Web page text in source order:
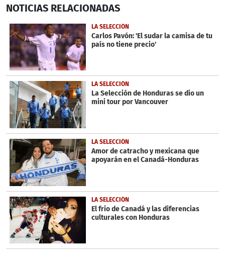
seconds
15
seconds
NOTICIAS RELACIONADAS
LA SELECCIÓN
Carlos Pavón: 'El sudar la camisa de tu
país no tiene precio'
LA SELECCIÓN
La Selección de Honduras se dio un
mini tour por Vancouver
LA SELECCIÓN
Amor de catracho y mexicana que
apoyarán en el Canadá-Honduras
LA SELECCIÓN
El frio de Canadá y las diferencias
culturales con Honduras